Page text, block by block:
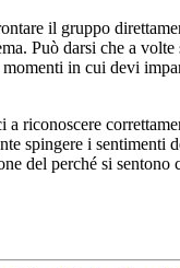
il gruppo
Può darsi che a
in cui devi
riconoscere
spingere i sentimenti
del perché si sentono